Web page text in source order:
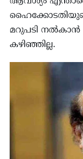
മറുപടി നൽകാൻ
കഴിഞ്ഞില്ല.